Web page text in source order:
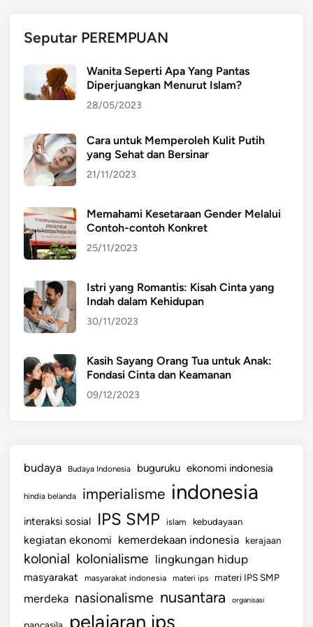
a
t
m
n
Seputar PEREMPUAN
Wanita Seperti Apa Yang Pantas
Diperjuangkan Menurut Islam?
28/05/2023
Cara untuk Memperoleh Kulit Putih
yang Sehat dan Bersinar
21/11/2023
Memahami Kesetaraan Gender Melalui
Contoh-contoh Konkret
25/11/2023
Istri yang Romantis: Kisah Cinta yang
Indah dalam Kehidupan
30/11/2023
Kasih Sayang Orang Tua untuk Anak:
Fondasi Cinta dan Keamanan
09/12/2023
budaya Budaya Indonesia buguruku ekonomi indonesia
hindia belanda imperialisme indonesia
interaksi sosial IPS SMP islam kebudayaan
kegiatan ekonomi kemerdekaan indonesia kerajaan
kolonial kolonialisme lingkungan hidup
masyarakat masyarakat indonesia materi ips materi IPS SMP
merdeka nasionalisme nusantara organisasi
pelajaran ips